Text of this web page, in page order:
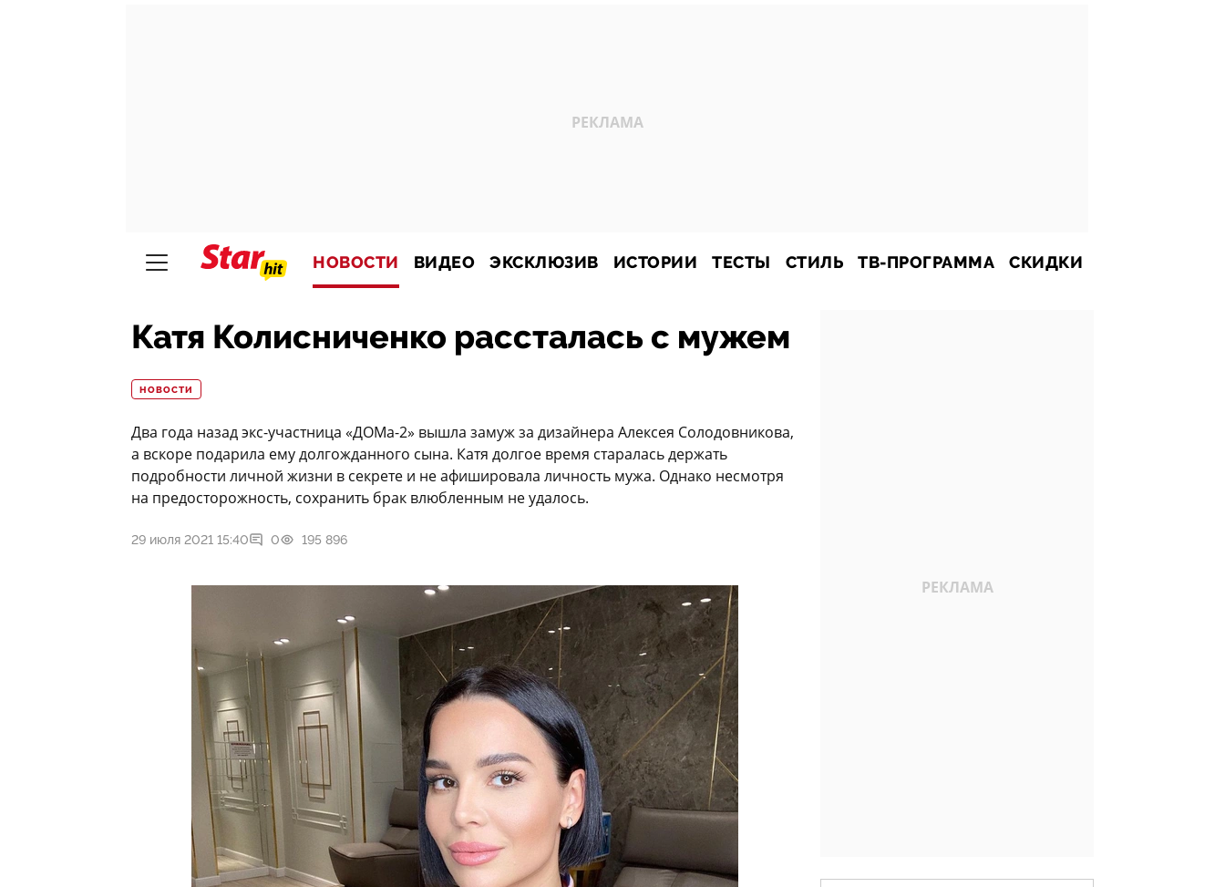
НОВОСТИ ВИДЕО ЭКСКЛЮЗИВ ИСТОРИИ ТЕСТЫ СТИЛЬ ТВ-ПРОГРАММА СКИДКИ
Катя Колисниченко рассталась с мужем
НОВОСТИ
Два года назад экс-участница «ДОМа-2» вышла замуж за дизайнера Алексея Солодовникова,
а вскоре подарила ему долгожданного сына. Катя долгое время старалась держать
подробности личной жизни в секрете и не афишировала личность мужа. Однако несмотря
на предосторожность, сохранить брак влюбленным не удалось.
29 июля 2021 15:40 0 195 896